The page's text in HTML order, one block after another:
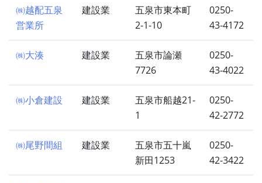
㈱越配五泉
営業所
建設業
五泉市東本町
2-1-10
0250-
43-4172
㈱大湊 建設業
五泉市論瀬
7726
0250-
43-4022
㈱小倉建設 建設業
五泉市船越21-
1
0250-
42-2772
㈱尾野間組 建設業
五泉市五十嵐
新田1253
0250-
42-3422